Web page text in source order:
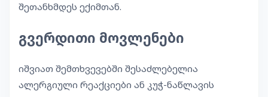
შეთანხმდეს ექიმთან.
გვერდითი მოვლენები
იშვიათ შემთხვევებში შესაძლებელია
ალერგიული რეაქციები ან კუჭ-ნაწლავის